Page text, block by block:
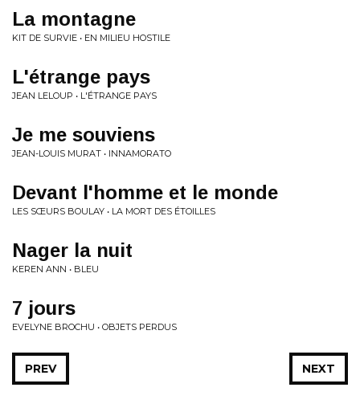
La montagne
KIT DE SURVIE • EN MILIEU HOSTILE
L'étrange pays
JEAN LELOUP • L'ÉTRANGE PAYS
Je me souviens
JEAN-LOUIS MURAT • INNAMORATO
Devant l'homme et le monde
LES SŒURS BOULAY • LA MORT DES ÉTOILLES
Nager la nuit
KEREN ANN • BLEU
7 jours
EVELYNE BROCHU • OBJETS PERDUS
NEXT
PREV